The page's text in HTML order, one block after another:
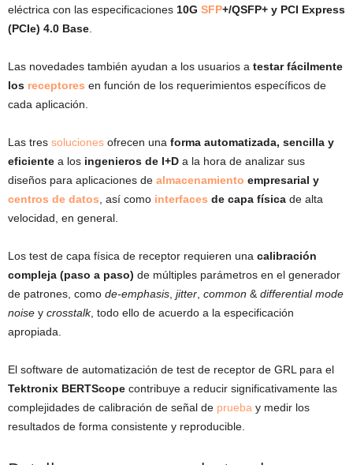
eléctrica con las especificaciones 10G SFP+/QSFP+ y PCI Express
(PCIe) 4.0 Base
Las novedades también ayudan a los usuarios a testar fácilmente
los receptores en función de los requerimientos específicos de
cada aplicación.
Las tres soluciones ofrecen una forma automatizada, sencilla y
eficiente a los ingenieros de I+D a la hora de analizar sus
diseños para aplicaciones de almacenamiento empresarial y
centros de datos , así como interfaces de capa física de alta
velocidad, en general.
Los test de capa física de receptor requieren una calibración
compleja (paso a paso) de múltiples parámetros en el generador
de patrones, como de-emphasis jitter common & differential mode
noise y crosstalk, todo ello de acuerdo a la especificación
apropiada.
El software de automatización de test de receptor de GRL para el
Tektronix BERTScope contribuye a reducir significativamente las
complejidades de calibración de señal de prueba y medir los
resultados de forma consistente y reproducible.